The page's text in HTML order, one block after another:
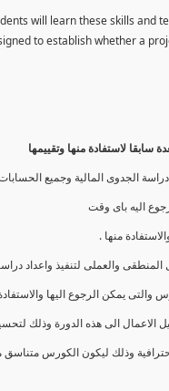
will learn these skills and
to establish whether a
لاستفادة منها وتقييمها
الجدوى المالية وجميع الحسابات
اليه باى وقت
منها .
والعملى لتنفيذ واعداد
والتى يمكن الرجوع اليها
الاعمال الى هذه الدورة وذلك
وذلك ليكون الكورس متناسق